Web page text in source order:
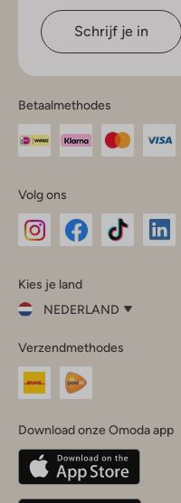
Schrijf je in
Betaalmethodes
Volg ons
InstagramFacebook
Kies je land
NEDERLAND
je
land
Nederland
Belgique(Français)
Deutschland
Verzendmethodes
Download onze Omoda app